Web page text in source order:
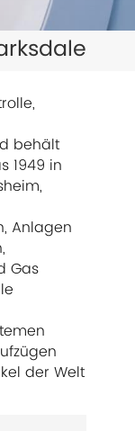
국의
ไทย
文
behält
1949 in
Anlagen
Gas
der Welt